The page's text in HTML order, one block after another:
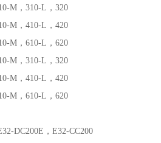
M，310-L，320
M，410-L，420
M，610-L，620
M，310-L，320
M，410-L，420
M，610-L，620
DC200E，E32-CC200